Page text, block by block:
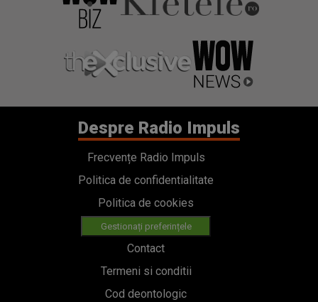
Despre Radio Impuls
Frecvențe Radio Impuls
Politica de confidentialitate
Politica de cookies
Gestionați preferințele
Contact
Termeni si conditii
Cod deontologic